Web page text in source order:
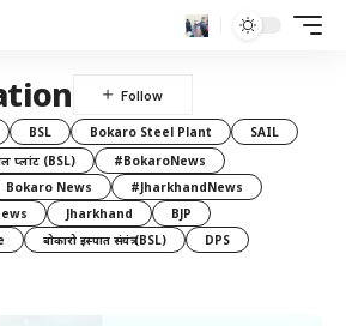
BSL Bokaro Steel Plant
SAIL
प्लांट (BSL)
#BokaroNews
Bokaro News
#JharkhandNews
Jharkhand
BJP
बोकारो इस्पात संयंत्र (BSL)
DPS